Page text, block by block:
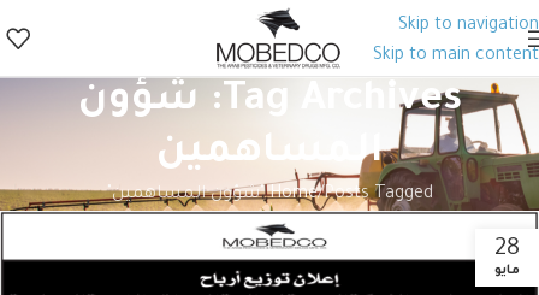
Skip to navigation
Skip to main content
Tag Archives: شؤون
المساهمين
Home Posts Tagged "شؤون المساهمين"
28
مايو